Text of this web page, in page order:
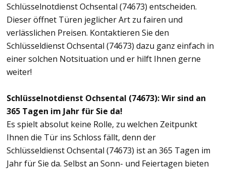
Schlüsselnotdienst Ochsental (74673) entscheiden.
Dieser öffnet Türen jeglicher Art zu fairen und
verlässlichen Preisen. Kontaktieren Sie den
Schlüsseldienst Ochsental (74673) dazu ganz einfach in
einer solchen Notsituation und er hilft Ihnen gerne
weiter!
Schlüsselnotdienst Ochsental (74673): Wir sind an
365 Tagen im Jahr für Sie da!
Es spielt absolut keine Rolle, zu welchen Zeitpunkt
Ihnen die Tür ins Schloss fällt, denn der
Schlüsseldienst Ochsental (74673) ist an 365 Tagen im
Jahr für Sie da. Selbst an Sonn- und Feiertagen bieten